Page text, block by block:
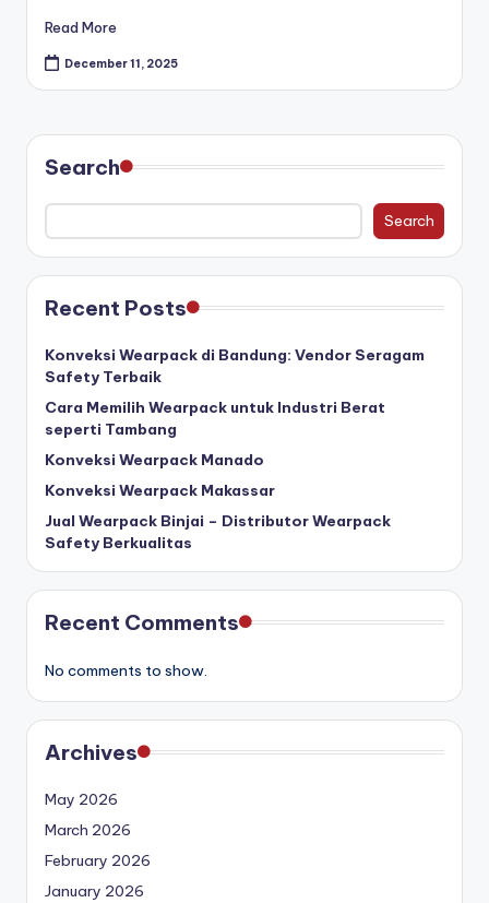
Read More
December 11, 2025
Search
Search
Recent Posts
Konveksi Wearpack di Bandung: Vendor Seragam
Safety Terbaik
Cara Memilih Wearpack untuk Industri Berat
seperti Tambang
Konveksi Wearpack Manado
Konveksi Wearpack Makassar
Jual Wearpack Binjai – Distributor Wearpack
Safety Berkualitas
Recent Comments
No comments to show.
Archives
May 2026
March 2026
February 2026
January 2026